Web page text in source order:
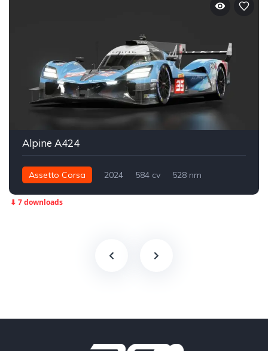
Alpine A424
Assetto Corsa 2024 584 cv
528 nm
⬇ 7 downloads